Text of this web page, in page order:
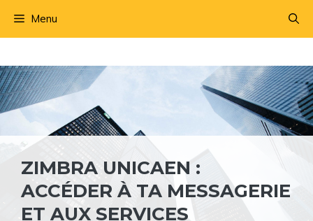
Menu
ZIMBRA UNICAEN :
ACCÉDER À TA MESSAGERIE
ET AUX SERVICES